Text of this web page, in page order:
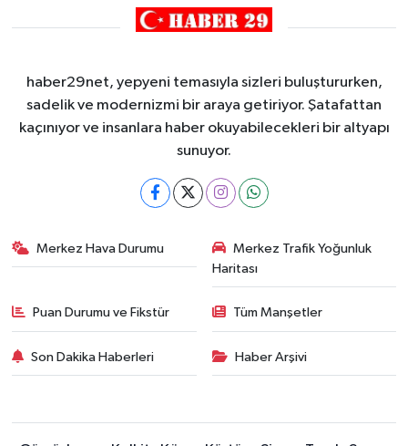
haber29net, yepyeni temasıyla sizleri buluştururken,
sadelik ve modernizmi bir araya getiriyor. Şatafattan
kaçınıyor ve insanlara haber okuyabilecekleri bir altyapı
sunuyor.
Merkez Hava Durumu
Merkez Trafik Yoğunluk
Haritası
Puan Durumu ve Fikstür Tüm Manşetler
Son Dakika Haberleri Haber Arşivi